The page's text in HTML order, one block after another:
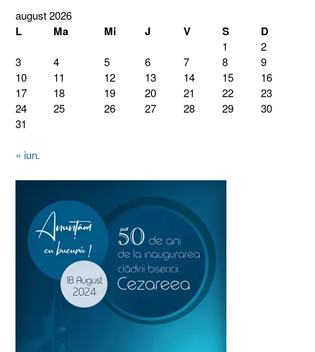
august 2026
L Ma Mi J V S D
1
2
3
4 5 6 7 8
9
10
11 12 13 14 15
16
17
18 19 20 21 22
23
24
25 26 27 28 29
30
31
« iun.